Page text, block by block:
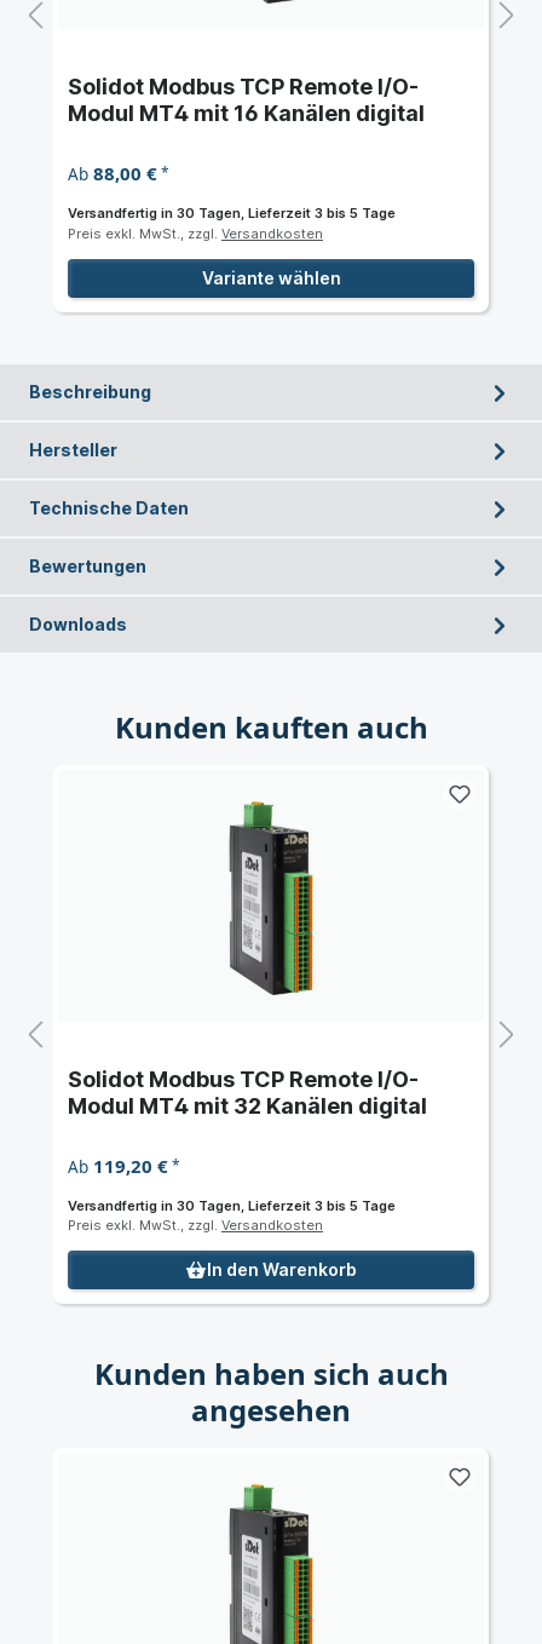
Solidot Modbus TCP Remote I/O-
Modul MT4 mit 16 Kanälen digital
Ab 88,00 €*
Versandfertig in 30 Tagen, Lieferzeit 3 bis 5 Tage
Preis exkl. MwSt., zzgl. Versandkosten
Variante wählen
Kunden kauften auch
Solidot Modbus TCP Remote I/O-
Modul MT4 mit 32 Kanälen digital
Ab 119,20 €*
Versandfertig in 30 Tagen, Lieferzeit 3 bis 5 Tage
Preis exkl. MwSt., zzgl. Versandkosten
In den Warenkorb
Kunden haben sich auch
angesehen
Beschreibung
Hersteller
Technische Daten
Bewertungen
Downloads